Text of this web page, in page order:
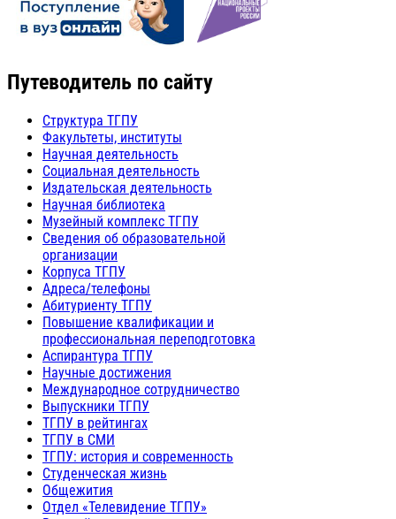
Путеводитель по сайту
Структура ТГПУ
Факультеты, институты
Научная деятельность
Социальная деятельность
Издательская деятельность
Научная библиотека
Музейный комплекс ТГПУ
Сведения об образовательной
организации
Корпуса ТГПУ
Адреса/телефоны
Абитуриенту ТГПУ
Повышение квалификации и
профессиональная переподготовка
Аспирантура ТГПУ
Научные достижения
Международное сотрудничество
Выпускники ТГПУ
ТГПУ в рейтингах
ТГПУ в СМИ
ТГПУ: история и современность
Студенческая жизнь
Общежития
Отдел «Телевидение ТГПУ»